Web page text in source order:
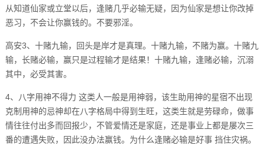
从知道仙家或立堂以后，逢赌几乎必输无疑，因为仙家是想让你改掉
恶习，不会让你赢钱的。不要邪淫。
高安3、十赌九输，回头是岸才是真理。十赌九输，不赌为赢。十赌九
输，长赌必输，赢只是过程输才是结果！十赌九输，逢赌必输，沉溺
其中，必受其害。
4、八字用神不得力 这类人一般是用神弱，该生助用神的星宿不出现
克制用神的忌神却在八字格局中得到生旺，这类生就是劳碌命，做事
情往往付出多而回报少，不管爱情还是家庭，还是事业上都是屡次三
番的遭遇失败，因此没办法赢钱。为什么逢赌必输是好事 挡住灾祸。